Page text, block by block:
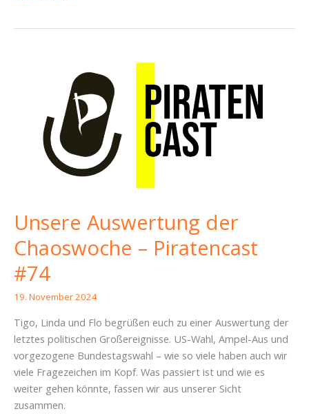
Piratencast
Unsere Auswertung der
Chaoswoche – Piratencast
#74
19. November 2024
Tigo, Linda und Flo begrüßen euch zu einer Auswertung der
letztes politischen Großereignisse. US-Wahl, Ampel-Aus und
vorgezogene Bundestagswahl – wie so viele haben auch wir
viele Fragezeichen im Kopf. Was passiert ist und wie es
weiter gehen könnte, fassen wir aus unserer Sicht
zusammen.